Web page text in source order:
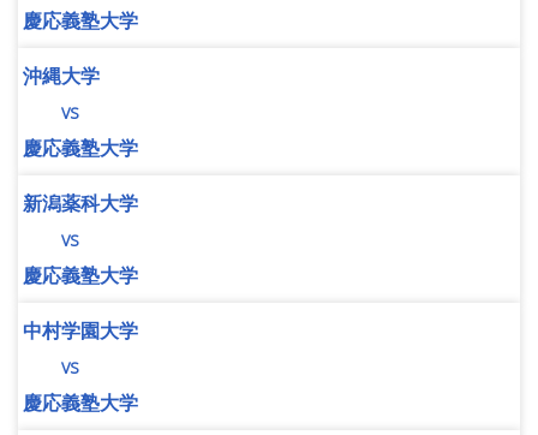
慶応義塾大学
沖縄大学
vs
慶応義塾大学
新潟薬科大学
vs
慶応義塾大学
中村学園大学
vs
慶応義塾大学